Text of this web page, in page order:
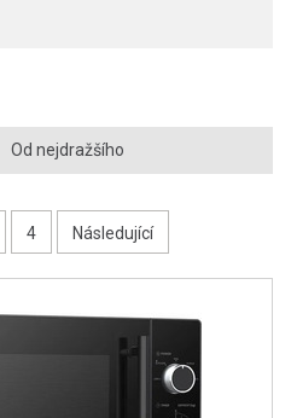
Od nejdražšího
4 Následující